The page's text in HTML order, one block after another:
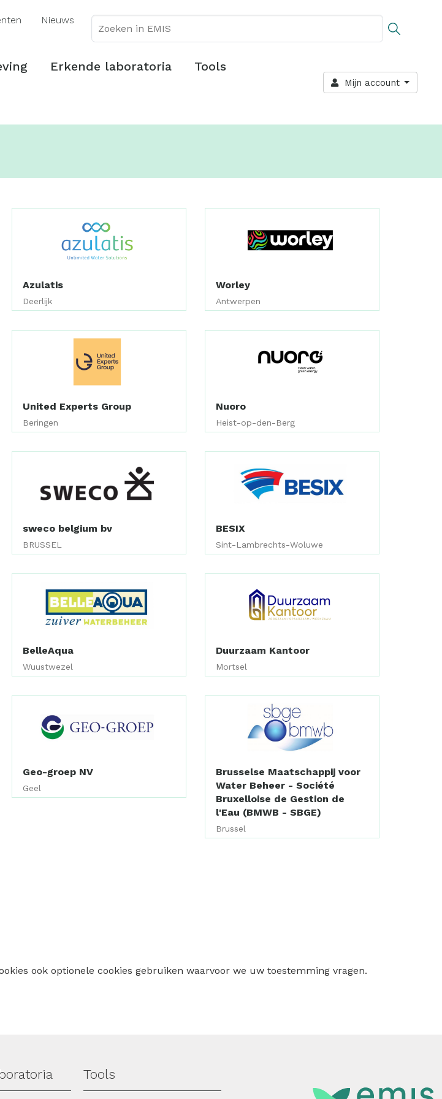
inhoud
Nieuws
Erkende laboratoria Tools
Mijn account
Azulatis
Deerlijk
Worley
Antwerpen
United Experts Group
Beringen
Nuoro
Heist-op-den-Berg
sweco belgium bv
BRUSSEL
BESIX
Sint-Lambrechts-Woluwe
BelleAqua
Wuustwezel
Duurzaam Kantoor
Mortsel
Geo-groep NV
Geel
Brusselse Maatschappij voor
Water Beheer - Société
Bruxelloise de Gestion de
l'Eau (BMWB - SBGE)
Brussel
ook optionele cookies gebruiken waarvoor we uw toestemming vragen.
Tools